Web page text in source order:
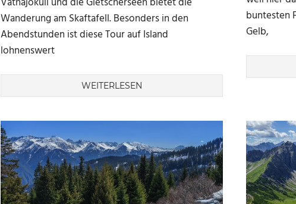
Wanderung am Skaftafell. Besonders in den
Abendstunden ist diese Tour auf Island
lohnenswert
WEITERLESEN
buntesten
Gelb,